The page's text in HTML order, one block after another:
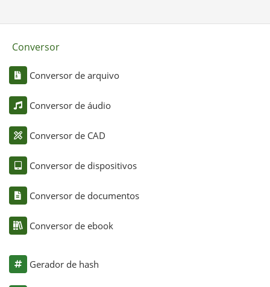
Conversor
Conversor de arquivo
Conversor de áudio
Conversor de CAD
Conversor de dispositivos
Conversor de documentos
Conversor de ebook
Gerador de hash